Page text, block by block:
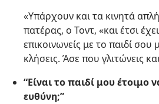
«Υπάρχουν και τα κινητά
πατέρας, ο Τοντ, «και έτσι
επικοινωνείς με το παιδί σου
κλήσεις. Άσε που γλιτώνεις
“Είναι το παιδί μου έτοιμο
ευθύνη;”